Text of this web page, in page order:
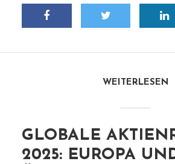
WEITERLESEN
GLOBALE
2025: EUROPA